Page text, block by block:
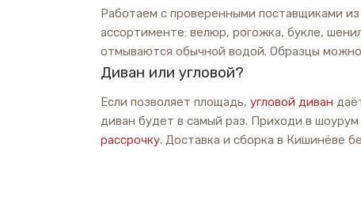
Работаем с проверенными поставщиками
ассортименте: велюр, рогожка, букле,
отмываются обычной водой. Образцы
Диван или угловой?
Если позволяет площадь, угловой диван
диван будет в самый раз. Приходи в
рассрочку. Доставка и сборка в Кишинёве